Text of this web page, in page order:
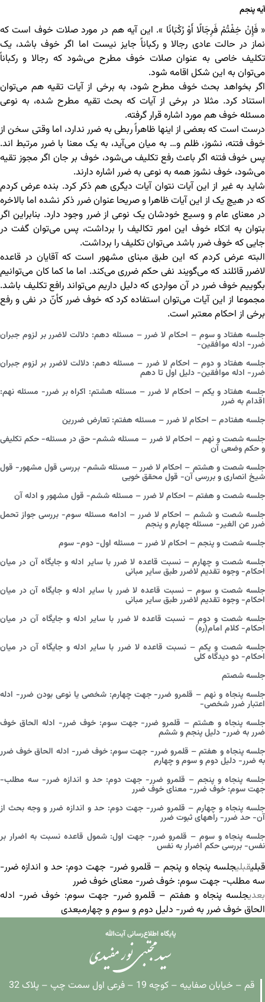
آیه پنجم
« فَإِنْ خِفْتُمْ فَرِجَالًا أَوْ رُکْبَانًا ». این آیه هم در مورد صلات خوف است که
نماز در حالت عادی رجالا و رکباناً جایز نیست اما اگر خوف باشد، یک
تکلیف خاصی به عنوان صلات خوف مطرح می‌شود که رجالا و رکباناً
می‌توان به این شکل اقامه شود.
اگر بخواهد بحث خوف مطرح شود، به برخی از آیات تقیه هم می‌توان
استناد کرد. مثلا در برخی از آیات که بحث تقیه مطرح شده، به نوعی
مسئله خوف هم مورد اشاره قرار گرفته.
درست است که بعضی از اینها ظاهراً ربطی به ضرر ندارد، اما وقتی سخن از
خوف فتنه، نشوز، ظلم و… به میان می‌آید، به یک معنا با ضرر مرتبط اند.
پس خوف فتنه اگر باعث رفع تکلیف می‌شود، خوف بر جان اگر مجوز تقیه
می‌شود، خوف نشوز همه به نوعی به ضرر اشاره دارند.
شاید به غیر از این آیات نتوان آیات دیگری هم ذکر کرد. بنده عرض کردم
که در هیچ یک از این آیات ظاهرا و صریحا عنوان ضرر ذکر نشده اما بالاخره
در معنای عام و وسیع خودشان یک نوعی از ضرر وجود دارد. بنابراین اگر
بتوان به اتکاء خوف این امور تکالیف را برداشت، پس می‌توان گفت در
جایی که خوف ضرر باشد می‌توان تکلیف را برداشت.
البته عرض کردم که این طبق مبنای مشهور است که آقایان در قاعده
لاضرر قائلند که می‌گویند نفی حکم ضرری می‌کند. اما ما کما کان می‌توانیم
بگوییم خوف ضرر در آن مواردی که دلیل داریم می‌تواند رافع تکلیف باشد.
مجموعا از این آیات می‌توان استفاده کرد که خوف ضرر کأنّ در نفی و رفع
برخی از احکام معتبر است.
جلسه هفتاد و سوم – احکام لا ضرر – مسئله دهم: دلالت لاضرر بر لزوم جبران
ضرر- ادله موافقین-
جلسه هفتاد و دوم – احکام لا ضرر – مسئله دهم: دلالت لاضرر بر لزوم جبران
ضرر- ادله موافقین- دلیل اول تا دهم
جلسه هفتاد و یکم – احکام لا ضرر – مسئله هشتم: اکراه بر ضرر- مسئله نهم:
اقدام به ضرر
جلسه هفتادم – احکام لا ضرر – مسئله هفتم: تعارض ضررین
جلسه شصت و نهم – احکام لا ضرر – مسئله ششم- حق در مسئله- حکم تکلیفی
و حکم وضعی آن
جلسه شصت و هشتم – احکام لا ضرر – مسئله ششم- بررسی قول مشهور- قول
شیخ انصاری و بررسی آن- قول محقق خویی
جلسه شصت و هفتم – احکام لا ضرر – مسئله ششم- قول مشهور و ادله آن
جلسه شصت و ششم – احکام لا ضرر – ادامه مسئله سوم- بررسی جواز تحمل
ضرر عن الغیر- مسئله چهارم و پنجم
جلسه شصت و پنجم – احکام لا ضرر – مسئله اول- دوم- سوم
جلسه شصت و چهارم – نسبت قاعده لا ضرر با سایر ادله و جایگاه آن در میان
احکام- وجوه تقدیم لاضرر طبق سایر مبانی
جلسه شصت و سوم – نسبت قاعده لا ضرر با سایر ادله و جایگاه آن در میان
احکام- وجوه تقدیم لاضرر طبق سایر مبانی
جلسه شصت و دوم – نسبت قاعده لا ضرر با سایر ادله و جایگاه آن در میان
احکام- کلام امام(ره)
جلسه شصت و یکم – نسبت قاعده لا ضرر با سایر ادله و جایگاه آن در میان
احکام- دو دیدگاه کلی
جلسه شصتم
جلسه پنجاه و نهم – قلمرو ضرر- جهت چهارم: شخصی یا نوعی بودن ضرر- ادله
اعتبار ضرر شخصی-
جلسه پنجاه و هشتم – قلمرو ضرر- جهت سوم: خوف ضرر- ادله الحاق خوف
ضرر به ضرر- دلیل پنجم و ششم
جلسه پنجاه و هفتم – قلمرو ضرر- جهت سوم: خوف ضرر- ادله الحاق خوف ضرر
به ضرر- دلیل دوم و سوم و چهارم
جلسه پنجاه و پنجم – قلمرو ضرر- جهت دوم: حد و اندازه ضرر- سه مطلب-
جهت سوم: خوف ضرر- معنای خوف ضرر
جلسه پنجاه و چهارم – قلمرو ضرر- جهت دوم: حد و اندازه ضرر و وجه بحث از
آن- حد ضرر- راههای ثبوت ضرر
جلسه پنجاه و سوم – قلمرو ضرر- جهت اول: شمول قاعده نسبت به اضرار بر
نفس- بررسی حکم اضرار به نفس
قبلیقبلیجلسه پنجاه و پنجم – قلمرو ضرر- جهت دوم: حد و اندازه ضرر-
سه مطلب- جهت سوم: خوف ضرر- معنای خوف ضرر
بعدیجلسه پنجاه و هفتم – قلمرو ضرر- جهت سوم: خوف ضرر- ادله
الحاق خوف ضرر به ضرر- دلیل دوم و سوم و چهارمبعدی
قم – خیابان صفاییه – کوچه 19 – فرعی اول سمت چپ – پلاک 32